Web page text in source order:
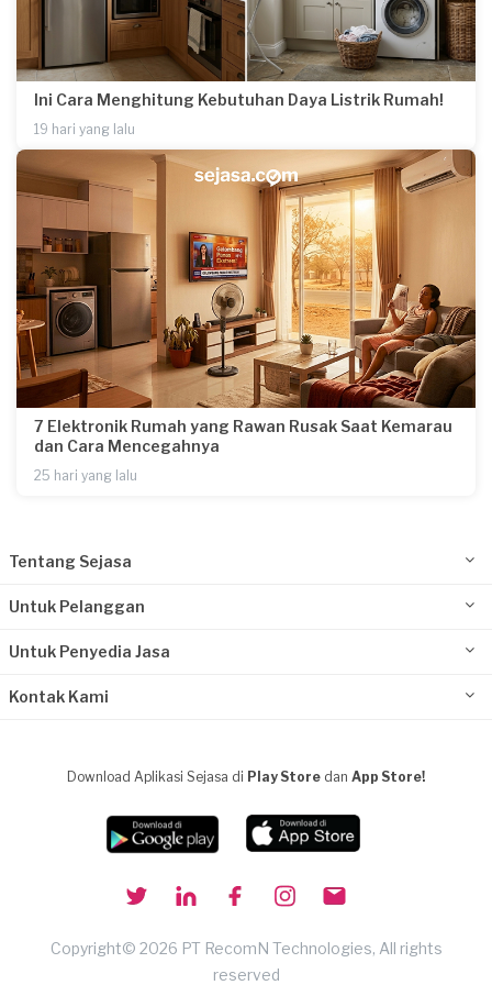
Ini Cara Menghitung Kebutuhan Daya Listrik Rumah!
19 hari yang lalu
7 Elektronik Rumah yang Rawan Rusak Saat Kemarau
dan Cara Mencegahnya
25 hari yang lalu
Tentang Sejasa
Untuk Pelanggan
Untuk Penyedia Jasa
Kontak Kami
Download Aplikasi Sejasa di Play Store dan App Store!
Copyright© 2026 PT RecomN Technologies, All rights
reserved